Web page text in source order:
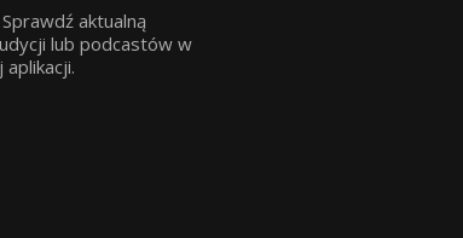
aktualną
lub podcastów w